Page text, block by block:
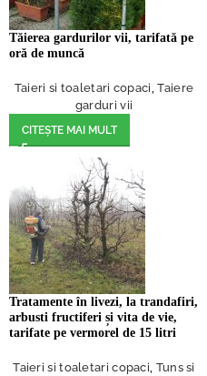
Tăierea gardurilor vii, tarifată pe
oră de muncă
Taieri si toaletari copaci, Taiere
garduri vii
CITEȘTE MAI MULT
Tratamente în livezi, la trandafiri,
arbusti fructiferi și vita de vie,
tarifate pe vermorel de 15 litri
Taieri si toaletari copaci, Tuns si